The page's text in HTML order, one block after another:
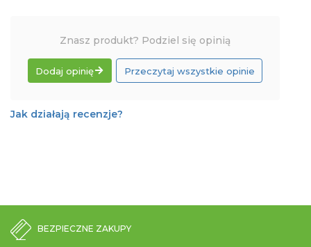
Znasz produkt? Podziel się opinią
Dodaj opinię Przeczytaj wszystkie opinie
Jak działają recenzje?
BEZPIECZNE ZAKUPY